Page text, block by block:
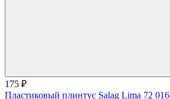
175 ₽
Пластиковый плинтус Salag Lima 72 016